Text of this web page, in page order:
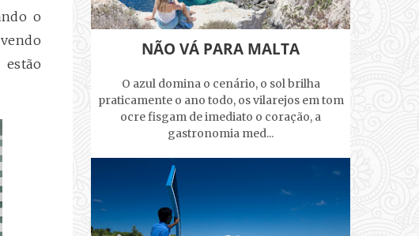
o
NÃO VÁ PARA MALTA
O azul domina o cenário, o sol brilha
praticamente o ano todo, os vilarejos em tom
ocre fisgam de imediato o coração, a
gastronomia med...